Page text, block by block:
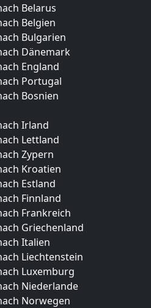
Belarus
Belgien
Bulgarien
Dänemark
England
Portugal
Bosnien
Irland
Lettland
Zypern
Kroatien
Estland
Finnland
Frankreich
Griechenland
Italien
Liechtenstein
Luxemburg
Niederlande
Norwegen